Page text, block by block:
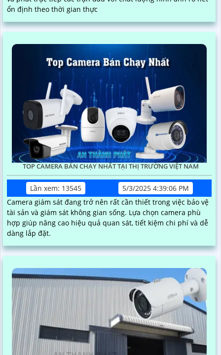
ổn định theo thời gian thực
TOP CAMERA BÁN CHẠY NHẤT TẠI THỊ TRƯỜNG VIỆT NAM
Lần xem: 13545
5/3/2025 4:39:06 PM
Camera giám sát đang trở nên rất cần thiết trong việc bảo vệ
tài sản và giám sát không gian sống. Lựa chọn camera phù
hợp giúp nâng cao hiệu quả quan sát, tiết kiệm chi phí và dễ
dàng lắp đặt.